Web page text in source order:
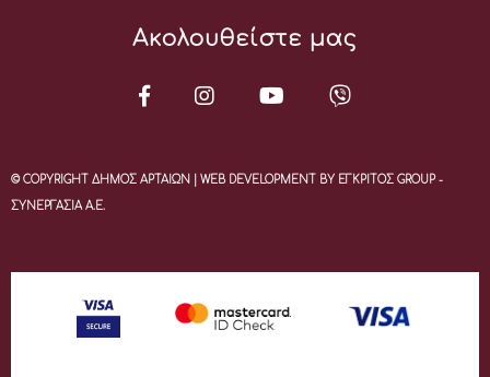
Ακολουθείστε μας
© COPYRIGHT ΔΗΜΟΣ ΑΡΤΑΙΩΝ | WEB DEVELOPMENT BY ΕΓΚΡΙΤΟΣ GROUP -
ΣΥΝΕΡΓΑΣΙΑ Α.Ε.